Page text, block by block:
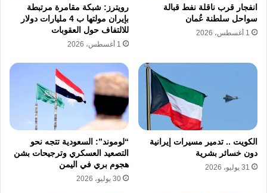
انفجار قرب ناقلة نفط قبالة
سواحل سلطنة عُمان
1 أغسطس، 2026
رويترز: شبكة مقامرة مرتبطة
بإيران مولتها ب 4 مليارات دولار
للالتفاف حول العقوبات
1 أغسطس، 2026
الكويت .. تدمير مسيرات إيرانية
دون خسائر بشرية
31 يوليو، 2026
“لوموند”: السعودية تتجه نحو
التصعيد العسكري وترجيحات بشن
هجوم بري في اليمن
30 يوليو، 2026